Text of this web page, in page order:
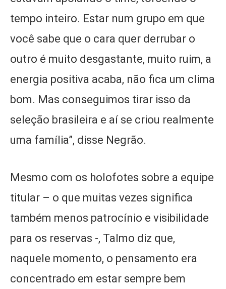
tempo inteiro. Estar num grupo em que
você sabe que o cara quer derrubar o
outro é muito desgastante, muito ruim, a
energia positiva acaba, não fica um clima
bom. Mas conseguimos tirar isso da
seleção brasileira e aí se criou realmente
uma família”, disse Negrão.
Mesmo com os holofotes sobre a equipe
titular – o que muitas vezes significa
também menos patrocínio e visibilidade
para os reservas -, Talmo diz que,
naquele momento, o pensamento era
concentrado em estar sempre bem